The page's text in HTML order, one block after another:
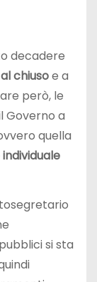
decadere
chiusoe a
però, le
Governo a
quella
si sta